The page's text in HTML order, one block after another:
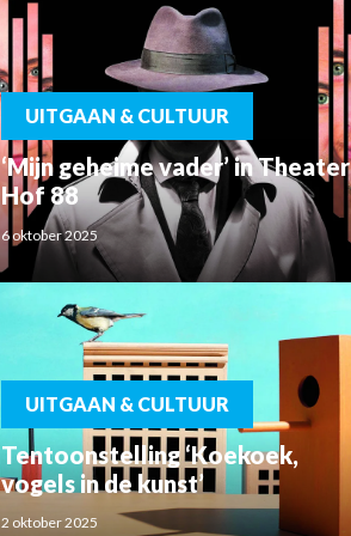
UITGAAN & CULTUUR
‘Mijn geheime vader’ in Theater
Hof 88
6 oktober 2025
UITGAAN & CULTUUR
Tentoonstelling ‘Koekoek,
vogels in de kunst’
2 oktober 2025